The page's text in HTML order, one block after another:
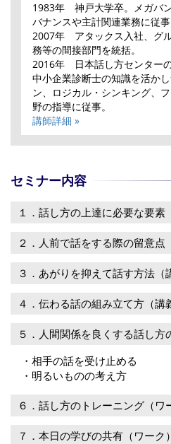
1983年 神戸大学卒。メガバ
バナンスや主計関連業務に従事
2007年 アタックス入社、グ
務等の間接部門を統括。
2016年 日本話し方センターの
中小企業診断士の知識を活か
ン、ロジカル・シンキング、
野の指導に従事。
講師詳細 »
セミナー内容
１．話し方の上達に必要な要素
２．人前で話をする際の留意点
３．あがりを抑えて話す方法（
４．伝わる話の組み立て方（講
５．人間関係を良くする話し方
・相手の話を受け止める
・明るいものの考え方
６．話し方のトレーニング（ワ
７．本日の学びの共有（ワーク）